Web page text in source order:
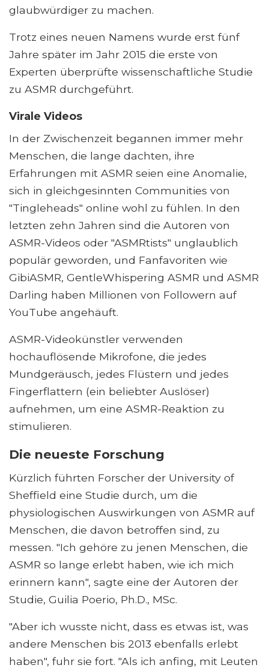
glaubwürdiger zu machen.
Trotz eines neuen Namens wurde erst fünf
Jahre später im Jahr 2015 die erste von
Experten überprüfte wissenschaftliche Studie
zu ASMR durchgeführt.
Virale Videos
In der Zwischenzeit begannen immer mehr
Menschen, die lange dachten, ihre
Erfahrungen mit ASMR seien eine Anomalie,
sich in gleichgesinnten Communities von
"Tingleheads" online wohl zu fühlen. In den
letzten zehn Jahren sind die Autoren von
ASMR-Videos oder "ASMRtists" unglaublich
populär geworden, und Fanfavoriten wie
GibiASMR, GentleWhispering ASMR und ASMR
Darling haben Millionen von Followern auf
YouTube angehäuft.
ASMR-Videokünstler verwenden
hochauflösende Mikrofone, die jedes
Mundgeräusch, jedes Flüstern und jedes
Fingerflattern (ein beliebter Auslöser)
aufnehmen, um eine ASMR-Reaktion zu
stimulieren.
Die neueste Forschung
Kürzlich führten Forscher der University of
Sheffield eine Studie durch, um die
physiologischen Auswirkungen von ASMR auf
Menschen, die davon betroffen sind, zu
messen. "Ich gehöre zu jenen Menschen, die
ASMR so lange erlebt haben, wie ich mich
erinnern kann", sagte eine der Autoren der
Studie, Guilia Poerio, Ph.D., MSc.
"Aber ich wusste nicht, dass es etwas ist, was
andere Menschen bis 2013 ebenfalls erlebt
haben", fuhr sie fort. "Als ich anfing, mit Leuten